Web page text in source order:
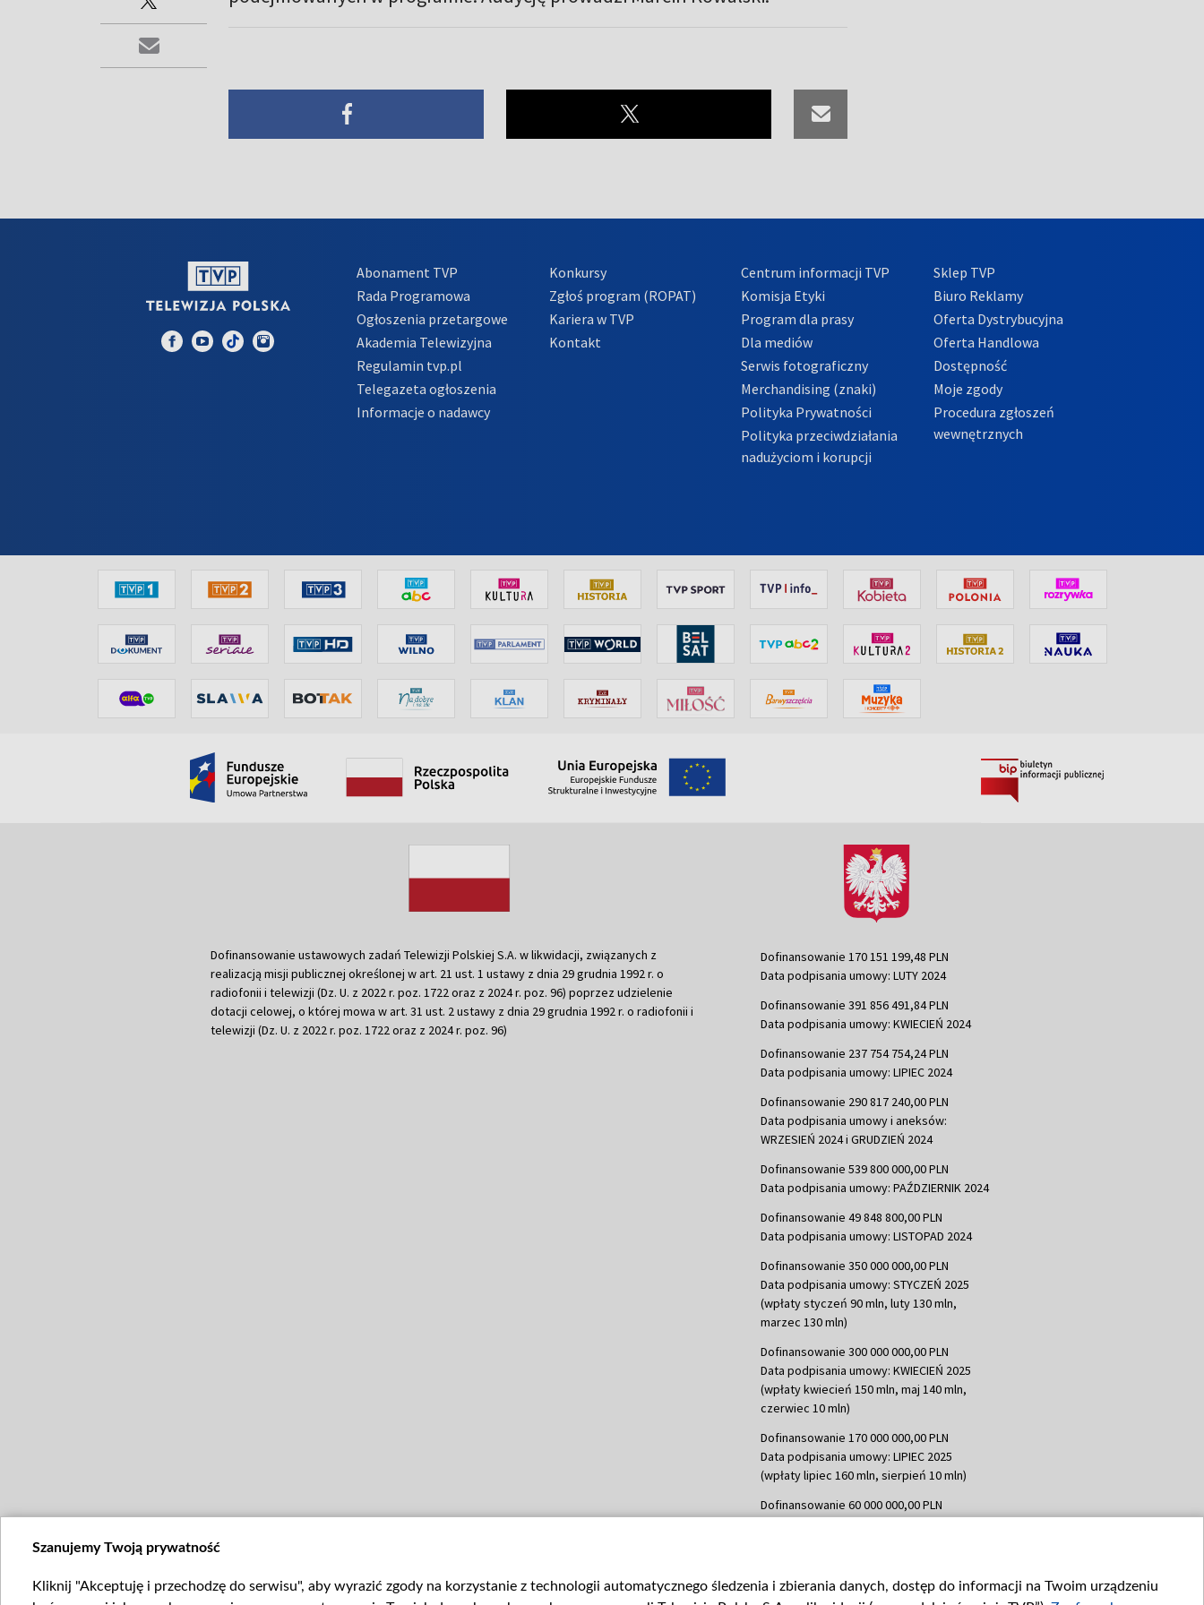
Abonament TVP
Rada Programowa
Ogłoszenia przetargowe
Akademia Telewizyjna
Regulamin tvp.pl
Telegazeta ogłoszenia
Informacje o nadawcy
Konkursy
Zgłoś program (ROPAT)
Kariera w TVP
Kontakt
Centrum informacji TVP
Komisja Etyki
Program dla prasy
Dla mediów
Serwis fotograficzny
Merchandising (znaki)
Polityka Prywatności
Polityka przeciwdziałania
nadużyciom i korupcji
Sklep TVP
Biuro Reklamy
Oferta Dystrybucyjna
Oferta Handlowa
Dostępność
Moje zgody
Procedura zgłoszeń
wewnętrznych
Dofinansowanie ustawowych zadań Telewizji Polskiej S.A. w likwidacji, związanych z
realizacją misji publicznej określonej w art. 21 ust. 1 ustawy z dnia 29 grudnia 1992 r. o
radiofonii i telewizji (Dz. U. z 2022 r. poz. 1722 oraz z 2024 r. poz. 96) poprzez udzielenie
dotacji celowej, o której mowa w art. 31 ust. 2 ustawy z dnia 29 grudnia 1992 r. o radiofonii i
telewizji (Dz. U. z 2022 r. poz. 1722 oraz z 2024 r. poz. 96)
Dofinansowanie 170 151 199,48 PLN
Data podpisania umowy: LUTY 2024
Dofinansowanie 391 856 491,84 PLN
Data podpisania umowy: KWIECIEŃ 2024
Dofinansowanie 237 754 754,24 PLN
Data podpisania umowy: LIPIEC 2024
Dofinansowanie 290 817 240,00 PLN
Data podpisania umowy i aneksów:
WRZESIEŃ 2024 i GRUDZIEŃ 2024
Dofinansowanie 539 800 000,00 PLN
Data podpisania umowy: PAŹDZIERNIK 2024
Dofinansowanie 49 848 800,00 PLN
Data podpisania umowy: LISTOPAD 2024
Dofinansowanie 350 000 000,00 PLN
Data podpisania umowy: STYCZEŃ 2025
(wpłaty styczeń 90 mln, luty 130 mln,
marzec 130 mln)
Dofinansowanie 300 000 000,00 PLN
Data podpisania umowy: KWIECIEŃ 2025
(wpłaty kwiecień 150 mln, maj 140 mln,
czerwiec 10 mln)
Dofinansowanie 170 000 000,00 PLN
Data podpisania umowy: LIPIEC 2025
(wpłaty lipiec 160 mln, sierpień 10 mln)
Dofinansowanie 60 000 000,00 PLN
Data podpisania umowy: WRZESIEŃ 2025
Szanujemy Twoją prywatność
Kliknij "Akceptuję i przechodzę do serwisu", aby wyrazić zgody na korzystanie z technologii automatycznego śledzenia i zbierania danych, dostęp do informacji na Twoim urządzeniu